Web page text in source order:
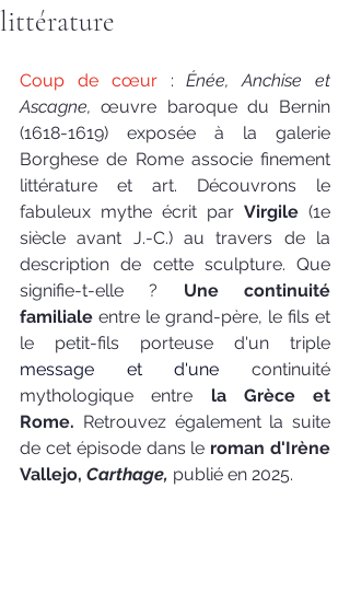
littérature
Coup de cœur : Énée, Anchise et
Ascagne, œuvre baroque du Bernin
(1618-1619) exposée à la galerie
Borghese de Rome associe finement
littérature et art. Découvrons le
fabuleux mythe écrit par Virgile (1e
siècle avant J.-C.) au travers de la
description de cette sculpture. Que
signifie-t-elle ? Une continuité
familiale entre le grand-père, le fils et
message et d'une continuité
mythologique entre la Grèce et
Rome. Retrouvez également la suite
de cet épisode dans le roman d'Irène
Vallejo, Carthage, publié en 2025.